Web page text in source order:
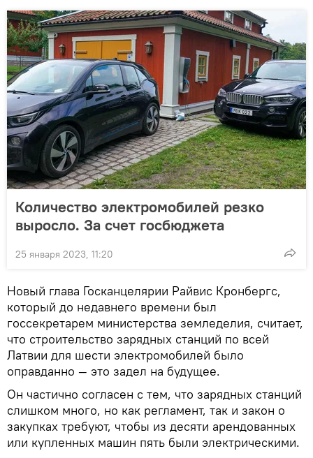
Количество электромобилей резко
выросло. За счет госбюджета
25 января 2023, 11:20
Новый глава Госканцелярии Райвис Кронбергс,
который до недавнего времени был
госсекретарем министерства земледелия, считает,
что строительство зарядных станций по всей
Латвии для шести электромобилей было
оправданно — это задел на будущее.
Он частично согласен с тем, что зарядных станций
слишком много, но как регламент, так и закон о
закупках требуют, чтобы из десяти арендованных
или купленных машин пять были электрическими.